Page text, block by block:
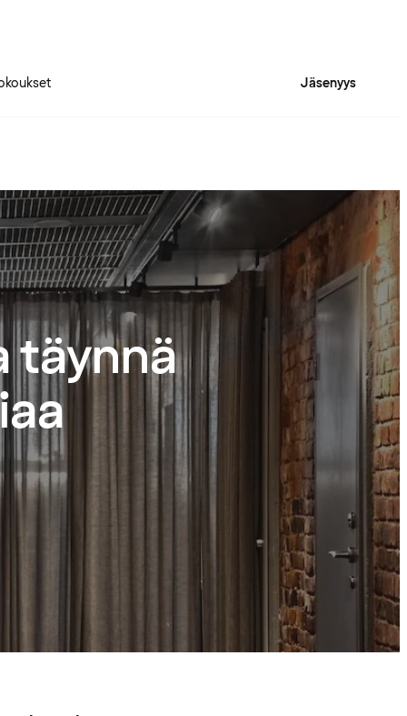
Jäsenyys
täynnä